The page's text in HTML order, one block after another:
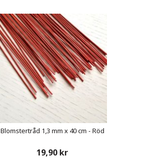
Blomstertråd 1,3 mm x 40 cm - Röd
19,90 kr